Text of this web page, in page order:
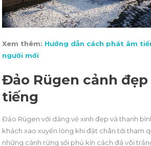
Xem thêm: Hướng dẫn cách phát âm
người mới
Đảo Rügen cảnh
tiếng
Đảo Rügen với dáng vẻ xinh đẹp và thanh
khách xao xuyến lòng khi đặt chân tới tham
những cánh rừng sồi phủ kín cách đá vôi